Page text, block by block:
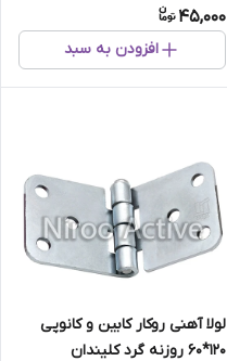
45,000
افزودن به سبد
لولا آهنی روکار کابین و کانوپی
۱۲۰*۶۰ روزنه گرد کلیندان